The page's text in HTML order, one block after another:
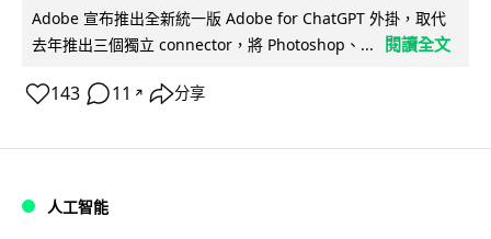
Adobe 宣布推出全新統一版 Adobe for ChatGPT 外掛，取代
去年推出三個獨立 connector，將 Photoshop、...
閱讀全文
143 11 ↗ 分享
人工智能